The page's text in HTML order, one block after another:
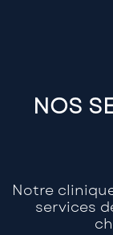
NOS
Notre
services